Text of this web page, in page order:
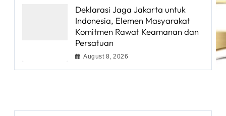
Deklarasi Jaga Jakarta untuk
Indonesia, Elemen Masyarakat
Komitmen Rawat Keamanan dan
Persatuan
August 8, 2026